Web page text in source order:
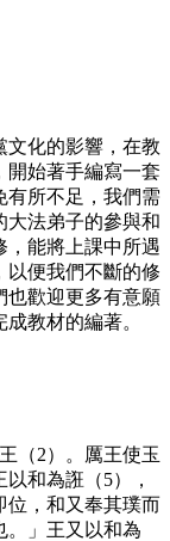
文化的影響，在教
開始著手編寫一套
有所不足，我們需
大法弟子的參與和
，能將上課中所遇
以便我們不斷的修
也歡迎更多有意願
教材的編著。
（2）。厲王使玉
和為誑（5），
位，和又奉其璞而
。」王又以和為